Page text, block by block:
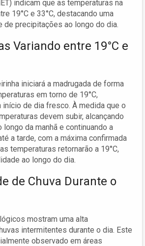
indicam que as temperaturas na
19°C e 33°C, destacando uma
de precipitações ao longo do dia.
Variando entre 19°C e
iniciará a madrugada de forma
em torno de 19°C,
início de dia fresco. À medida que o
devem subir, alcançando
longo da manhã e continuando a
a tarde, com a máxima confirmada
temperaturas retornarão a 19°C,
ao longo do dia.
de Chuva Durante o
mostram uma alta
intermitentes durante o dia. Este
observado em áreas